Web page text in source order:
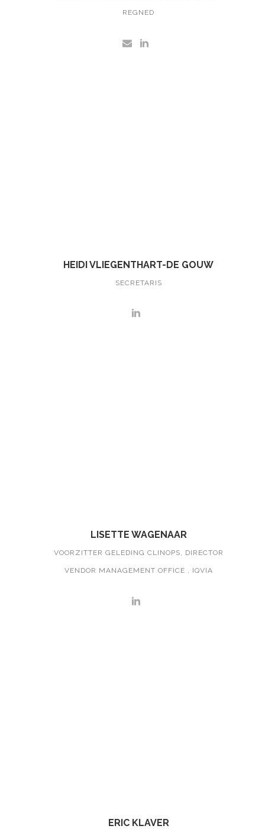
REGNED
HEIDI VLIEGENTHART-DE GOUW
SECRETARIS
LISETTE WAGENAAR
VOORZITTER GELEDING CLINOPS, DIRECTOR
VENDOR MANAGEMENT OFFICE , IQVIA
ERIC KLAVER